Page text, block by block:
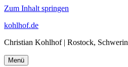
Zum Inhalt springen
kohlhof.de
Christian Kohlhof | Rostock, Schwerin
Menü